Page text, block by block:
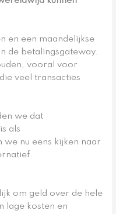
en een maandelijkse
de betalingsgateway.
vooral voor
veel transacties
we dat
als
we nu eens kijken naar
om geld over de hele
lage kosten en